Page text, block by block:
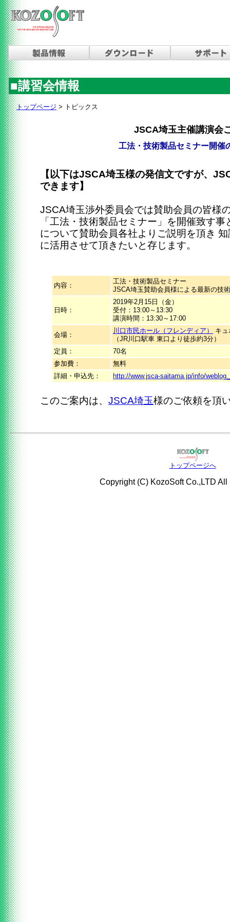
■講習会情報
トップページ > トピックス
JSCA埼玉主催講演会
工法・技術製品セミナー開催
【以下はJSCA埼玉様の発信文ですが、
できます】
JSCA埼玉渉外委員会では賛助会員の皆様
「工法・技術製品セミナー」を開催致す
について賛助会員各社よりご説明を頂き
に活用させて頂きたいと存じます。
内容：
工法・技術製品セミナー
JSCA埼玉賛助会員様による最新の技
日時：
2019年2月15日（金）
受付：13:00～13:30
講演時間：13:30～17:00
会場：
川口市民ホール（フレンディア）
キ
（JR川口駅車 東口より徒歩約3分）
定員：
70名
参加費：
無料
詳細・申込先：
http://www.jsca-saitama.jp/info/
このご案内は、 JSCA埼玉様のご依頼を頂
トップページへ
Copyright (C) KozoSoft Co.,LTD All